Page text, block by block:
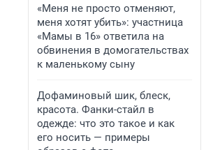
«Меня не просто отменяют,
меня хотят убить»: участница
«Мамы в 16» ответила на
обвинения в домогательствах
к маленькому сыну
Дофаминовый шик, блеск,
красота. Фанки-стайл в
одежде: что это такое и как
его носить — примеры